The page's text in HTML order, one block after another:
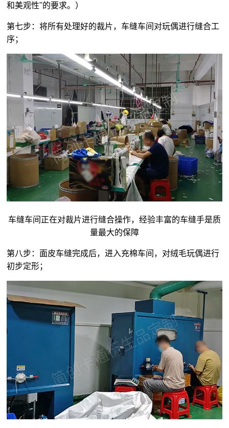
和美观性"的要求。）
第七步：将所有处理好的裁片，车缝车间对玩偶进行缝合工
序；
车缝车间正在对裁片进行缝合操作，经验丰富的车缝手是质
量最大的保障
第八步：面皮车缝完成后，进入充棉车间，对绒毛玩偶进行
初步定形；